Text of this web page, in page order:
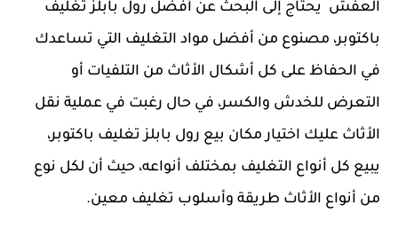
العفش يحتاج إلى البحث عن أفضل رول بابلز تغليف
باكتوبر، مصنوع من أفضل مواد التغليف التي تساعدك
في الحفاظ على كل أشكال الأثاث من التلفيات أو
التعرض للخدش والكسر، في حال رغبت في عملية نقل
الأثاث عليك اختيار مكان بيع رول بابلز تغليف باكتوبر،
يبيع كل أنواع التغليف بمختلف أنواعه، حيث أن لكل نوع
من أنواع الأثاث طريقة وأسلوب تغليف معين.